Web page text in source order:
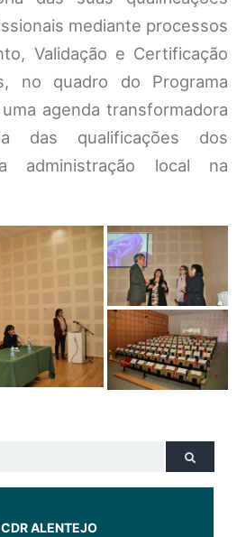
mediante processos
Validação e Certificação
no quadro do Programa
agenda transformadora
das qualificações dos
administração local na
ALENTEJO